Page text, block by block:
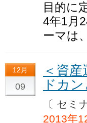
目的に
4年1月
ーマは
12月
09
＜資
ドカ
〔 セ
2013年